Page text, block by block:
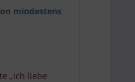
mindestens
„Ich liebe